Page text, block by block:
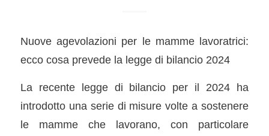
Nuove agevolazioni per le mamme lavoratrici:
ecco cosa prevede la legge di bilancio 2024
La recente legge di bilancio per il 2024 ha
introdotto una serie di misure volte a sostenere
le mamme che lavorano, con particolare